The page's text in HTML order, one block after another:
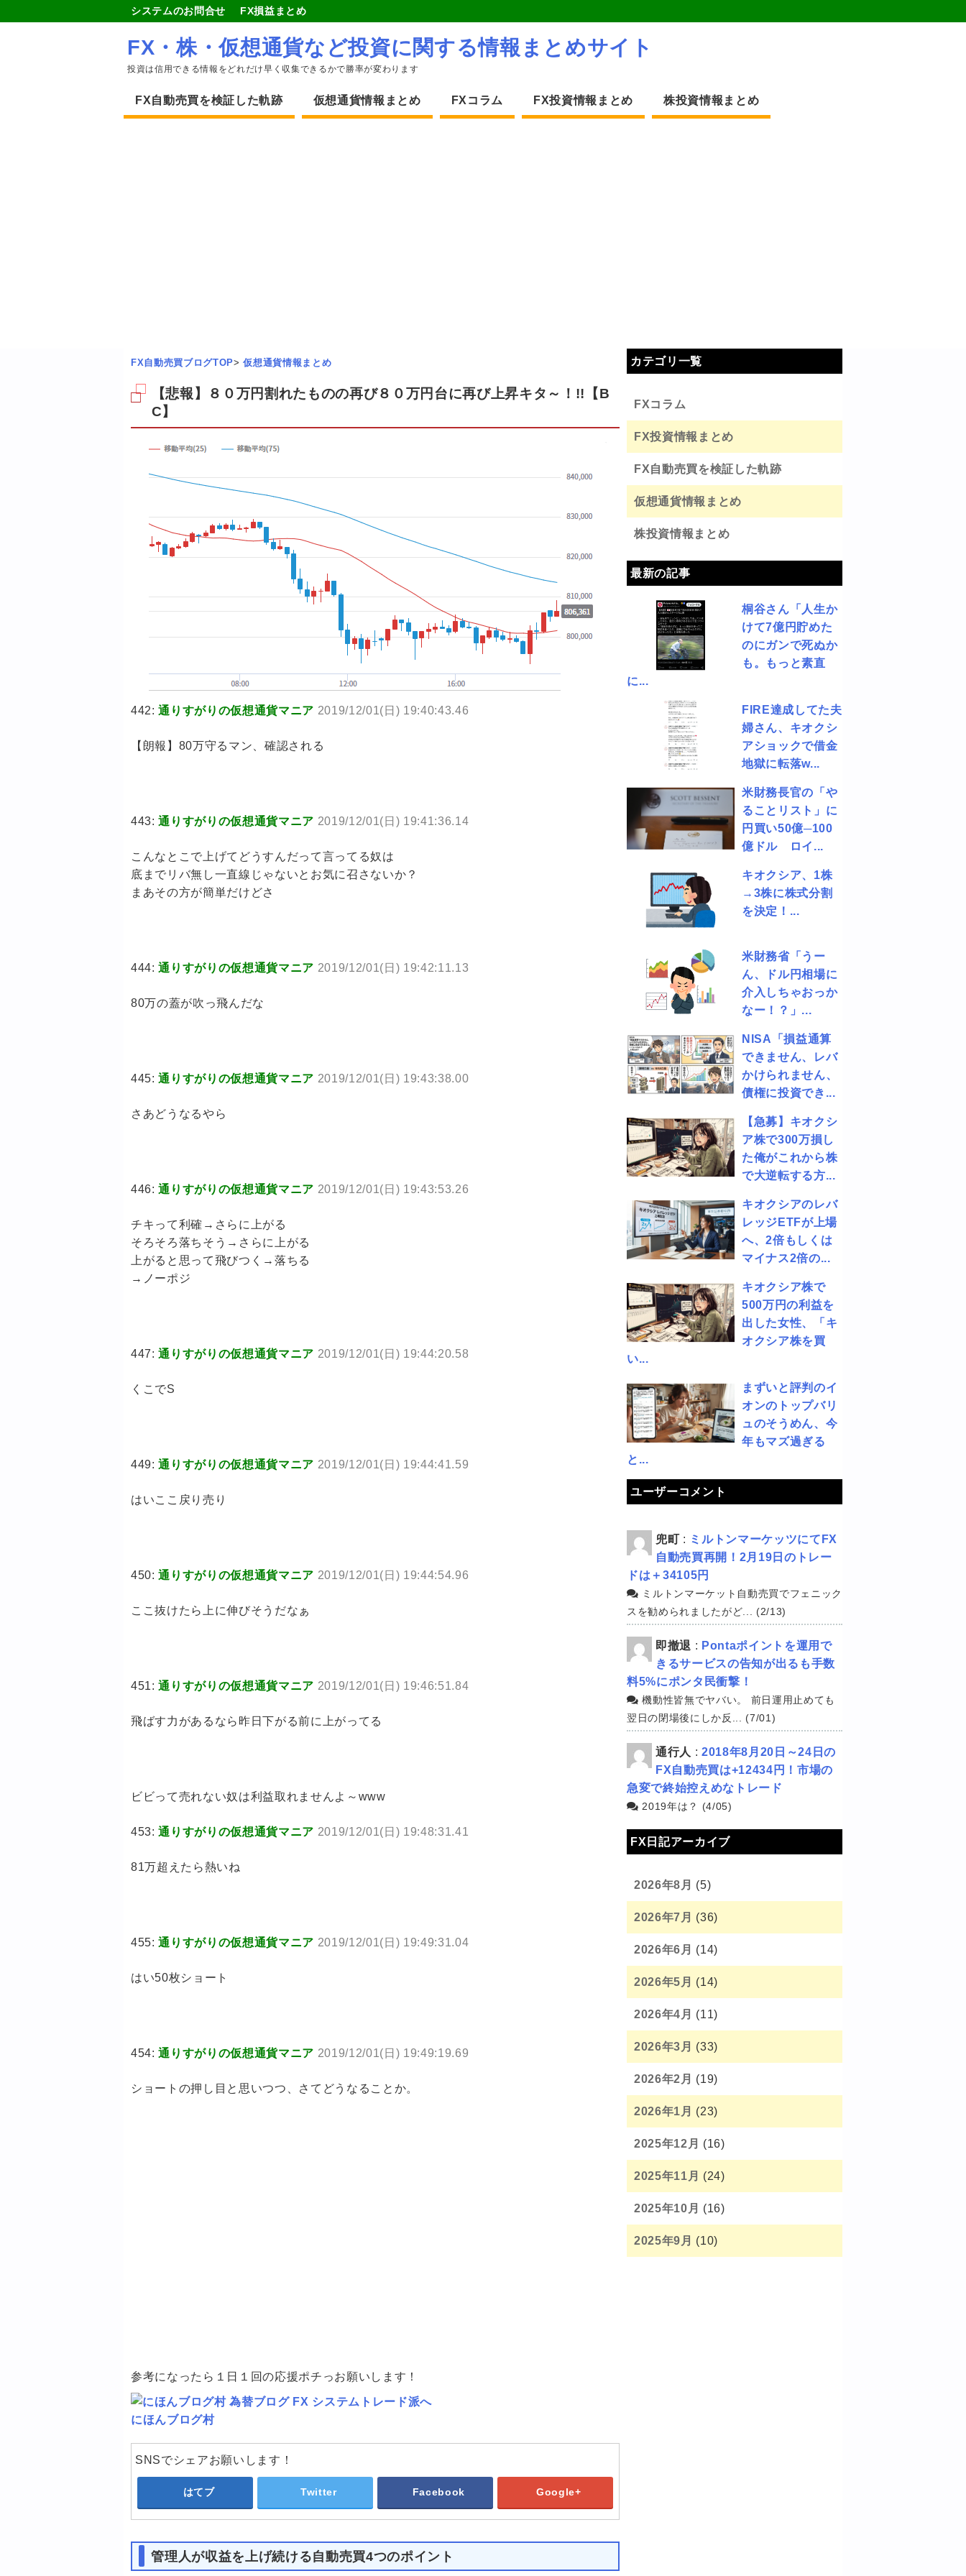
システムのお問合せ FX損益まとめ
FX・株・仮想通貨など投資に関する情報まとめサイト
投資は信用できる情報をどれだけ早く収集できるかで勝率が変わります
FX自動売買を検証した軌跡 仮想通貨情報まとめ FXコラム FX投資情報まとめ 株投資情報まとめ
FX自動売買ブログTOP> 仮想通貨情報まとめ
【悲報】８０万円割れたものの再び８０万円台に再び上昇キタ～！!!【B
C】
442:通りすがりの仮想通貨マニア 2019/12/01(日) 19:40:43.46
【朗報】80万守るマン、確認される
443:通りすがりの仮想通貨マニア 2019/12/01(日) 19:41:36.14
こんなとこで上げてどうすんだって言ってる奴は
底までリバ無し一直線じゃないとお気に召さないか？
まあその方が簡単だけどさ
444:通りすがりの仮想通貨マニア 2019/12/01(日) 19:42:11.13
80万の蓋が吹っ飛んだな
445:通りすがりの仮想通貨マニア 2019/12/01(日) 19:43:38.00
さあどうなるやら
446:通りすがりの仮想通貨マニア 2019/12/01(日) 19:43:53.26
チキって利確→さらに上がる
そろそろ落ちそう→さらに上がる
上がると思って飛びつく→落ちる
→ノーポジ
447:通りすがりの仮想通貨マニア 2019/12/01(日) 19:44:20.58
くこでS
449:通りすがりの仮想通貨マニア 2019/12/01(日) 19:44:41.59
はいここ戻り売り
450:通りすがりの仮想通貨マニア 2019/12/01(日) 19:44:54.96
ここ抜けたら上に伸びそうだなぁ
451:通りすがりの仮想通貨マニア 2019/12/01(日) 19:46:51.84
飛ばす力があるなら昨日下がる前に上がってる
ビビって売れない奴は利益取れませんよ～www
453:通りすがりの仮想通貨マニア 2019/12/01(日) 19:48:31.41
81万超えたら熱いね
455:通りすがりの仮想通貨マニア 2019/12/01(日) 19:49:31.04
はい50枚ショート
454:通りすがりの仮想通貨マニア 2019/12/01(日) 19:49:19.69
ショートの押し目と思いつつ、さてどうなることか。
参考になったら１日１回の応援ポチっお願いします！
にほんブログ村
SNSでシェアお願いします！
はてブ Twitter Facebook Google+
管理人が収益を上げ続ける自動売買4つのポイント
カテゴリ一覧
FXコラム
FX投資情報まとめ
FX自動売買を検証した軌跡
仮想通貨情報まとめ
株投資情報まとめ
最新の記事
桐谷さん「人生か
けて7億円貯めた
のにガンで死ぬか
も。もっと素直
に...
FIRE達成してた夫
婦さん、キオクシ
アショックで借金
地獄に転落w...
米財務長官の「や
ることリスト」に
円買い50億─100
億ドル ロイ...
キオクシア、1株
→3株に株式分割
を決定！...
米財務省「うー
ん、ドル円相場に
介入しちゃおっか
なー！？」...
NISA「損益通算
できません、レバ
かけられません、
債権に投資でき...
【急募】キオクシ
ア株で300万損し
た俺がこれから株
で大逆転する方...
キオクシアのレバ
レッジETFが上場
へ、2倍もしくは
マイナス2倍の...
キオクシア株で
500万円の利益を
出した女性、「キ
オクシア株を買
い...
まずいと評判のイ
オンのトップバリ
ュのそうめん、今
年もマズ過ぎる
と...
ユーザーコメント
兜町 : ミルトンマーケッツにてFX
自動売買再開！2月19日のトレー
ドは＋34105円
ミルトンマーケット自動売買でフェニック
スを勧められましたがど... (2/13)
即撤退 : Pontaポイントを運用で
きるサービスの告知が出るも手数
料5%にポンタ民衝撃！
機動性皆無でヤバい。 前日運用止めても
翌日の閉場後にしか反... (7/01)
通行人 : 2018年8月20日～24日の
FX自動売買は+12434円！市場の
急変で終始控えめなトレード
2019年は？ (4/05)
FX日記アーカイブ
2026年8月 (5)
2026年7月 (36)
2026年6月 (14)
2026年5月 (14)
2026年4月 (11)
2026年3月 (33)
2026年2月 (19)
2026年1月 (23)
2025年12月 (16)
2025年11月 (24)
2025年10月 (16)
2025年9月 (10)